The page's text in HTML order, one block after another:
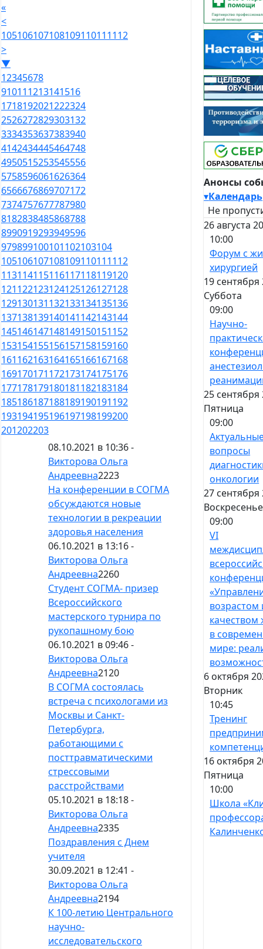
«
<
105106107108109110111112
>
▼
12345678
910111213141516
1718192021222324
2526272829303132
3334353637383940
4142434445464748
4950515253545556
5758596061626364
6566676869707172
7374757677787980
8182838485868788
8990919293949596
979899100101102103104
105106107108109110111112
113114115116117118119120
121122123124125126127128
129130131132133134135136
137138139140141142143144
145146147148149150151152
153154155156157158159160
161162163164165166167168
169170171172173174175176
177178179180181182183184
185186187188189190191192
193194195196197198199200
201202203
08.10.2021 в 10:36 -
Викторова Ольга
Андреевна2223
На конференции в СОГМА
обсуждаются новые
технологии в рекреации
здоровья населения
06.10.2021 в 13:16 -
Викторова Ольга
Андреевна2260
Студент СОГМА- призер
Всероссийского
мастерского турнира по
рукопашному бою
06.10.2021 в 09:46 -
Викторова Ольга
Андреевна2120
В СОГМА состоялась
встреча с психологами из
Москвы и Санкт-
Петербурга,
работающими с
посттравматическими
стрессовыми
расстройствами
05.10.2021 в 18:18 -
Викторова Ольга
Андреевна2335
Поздравления с Днем
учителя
30.09.2021 в 12:41 -
Викторова Ольга
Андреевна2194
К 100-летию Центрального
научно-
исследовательского
Анонсы
▾Календарь
Не
26 августа
10:00
Форум с
хирургией
19 сентября
Суббота
09:00
Научно-
25 сентября
Пятница
09:00
вопросы
онкологии
27 сентября
Воскресенье
09:00
VI
возрастом
качеством
в
мире:
6 октября
Вторник
10:45
Тренинг
16 октября
Пятница
10:00
Школа